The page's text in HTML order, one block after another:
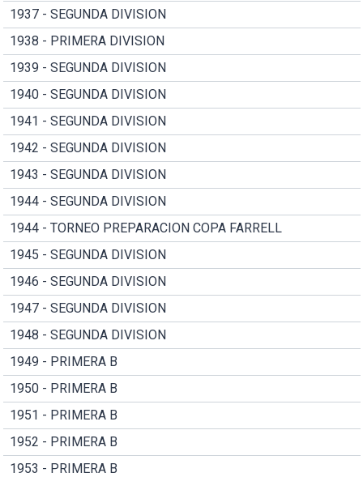
1937 - SEGUNDA DIVISION
1938 - PRIMERA DIVISION
1939 - SEGUNDA DIVISION
1940 - SEGUNDA DIVISION
1941 - SEGUNDA DIVISION
1942 - SEGUNDA DIVISION
1943 - SEGUNDA DIVISION
1944 - SEGUNDA DIVISION
1944 - TORNEO PREPARACION COPA FARRELL
1945 - SEGUNDA DIVISION
1946 - SEGUNDA DIVISION
1947 - SEGUNDA DIVISION
1948 - SEGUNDA DIVISION
1949 - PRIMERA B
1950 - PRIMERA B
1951 - PRIMERA B
1952 - PRIMERA B
1953 - PRIMERA B